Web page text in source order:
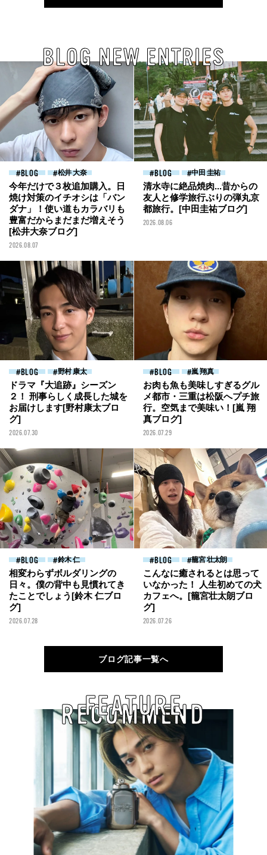
BLOG NEW ENTRIES
BLOG 松井 大奈
今年だけで３枚追加購入。日
焼け対策のイチオシは「バン
ダナ」！使い道もカラバリも
豊富だからまだまだ増えそう
[松井大奈ブログ]
2026.08.07
BLOG 中田 圭祐
清水寺に絶品焼肉...昔からの
友人と修学旅行ぶりの弾丸京
都旅行。[中田圭祐ブログ]
2026.08.06
BLOG 野村 康太
ドラマ『大追跡』シーズン
２！ 刑事らしく成長した城を
お届けします[野村康太ブロ
グ]
2026.07.30
BLOG 嵐 翔真
お肉も魚も美味しすぎるグル
メ都市・三重は松阪へプチ旅
行。空気まで美味い！[嵐 翔
真ブログ]
2026.07.29
BLOG 鈴木 仁
相変わらずボルダリングの
日々。僕の背中も見慣れてき
たことでしょう[鈴木 仁ブロ
グ]
2026.07.28
BLOG 籠宮 壮太朗
こんなに癒されるとは思って
いなかった！ 人生初めての犬
カフェへ。[籠宮壮太朗ブロ
グ]
2026.07.26
ブログ記事一覧へ
RECOMMEND
FEATURE